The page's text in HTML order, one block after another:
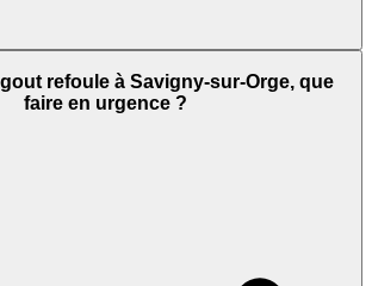
refoule à Savigny-sur-Orge, que
faire en urgence ?